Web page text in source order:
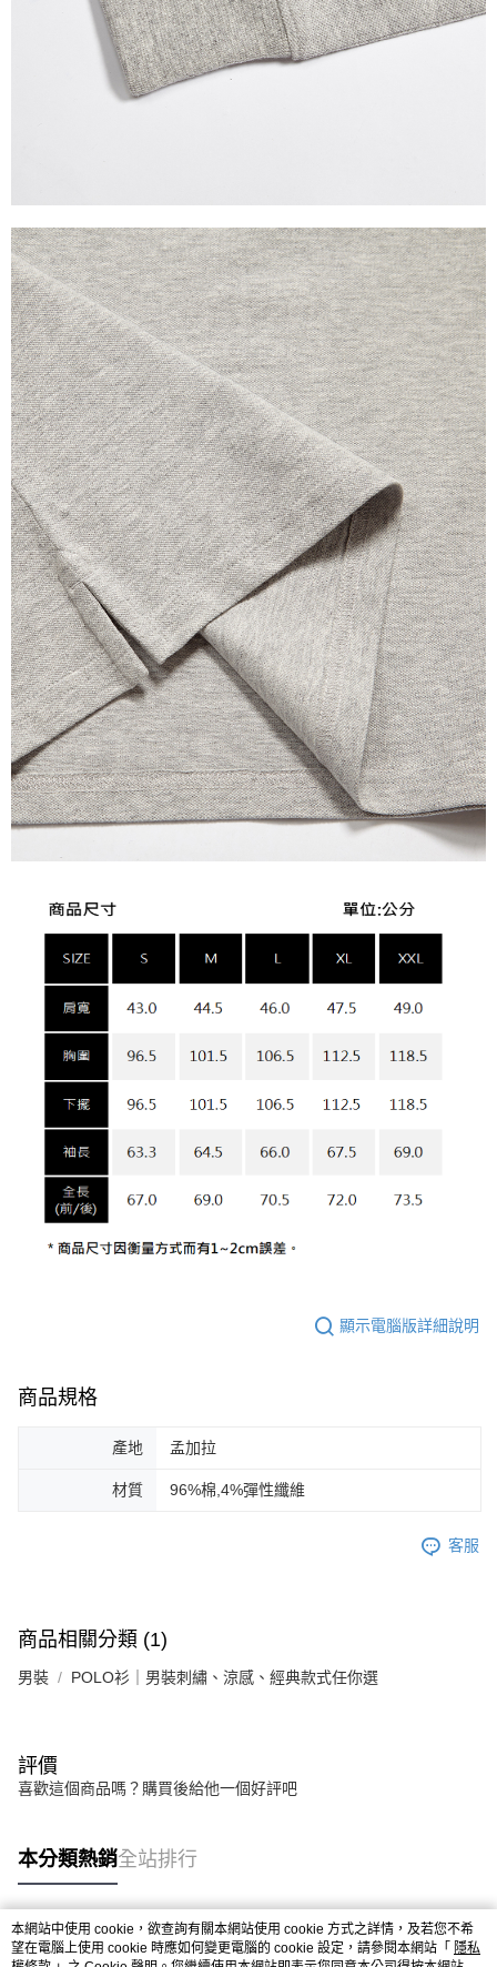
顯示電腦版詳細說明
商品規格
產地 孟加拉
材質 96%棉,4%彈性纖維
客服
商品相關分類 (1)
男裝 POLO衫｜男裝刺繡、涼感、經典款式任你選
評價
喜歡這個商品嗎？購買後給他一個好評吧
本分類熱銷全站排行
熱門標籤
本網站中使用 cookie，欲查詢有關本網站使用 cookie 方式之詳情，及若您不希
望在電腦上使用 cookie 時應如何變更電腦的 cookie 設定，請參閱本網站「 隱私